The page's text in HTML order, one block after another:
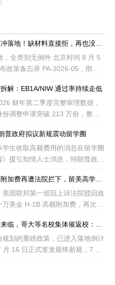
例外 北京时间 8 月 5
政策备忘录 PA-2026-05，彻底
解：EB1A/NIW 通过率持续走低
财年第二季度完整审理数据，
调整申请突破 213 万份，整体
普政府拟议新规震动留学圈
生收取高额费用的消息在留学圈
援引知情人士消息，特朗普政府
国联邦第一巡回上诉法院驳回政
美金 H-1B 高额附加费，再次被
划的重磅政策，已进入落地倒计